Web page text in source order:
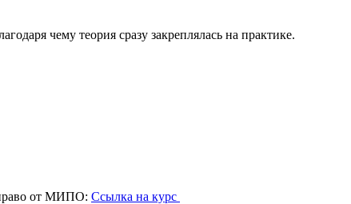
чему теория сразу закреплялась на практике.
от МИПО: Ссылка на курс